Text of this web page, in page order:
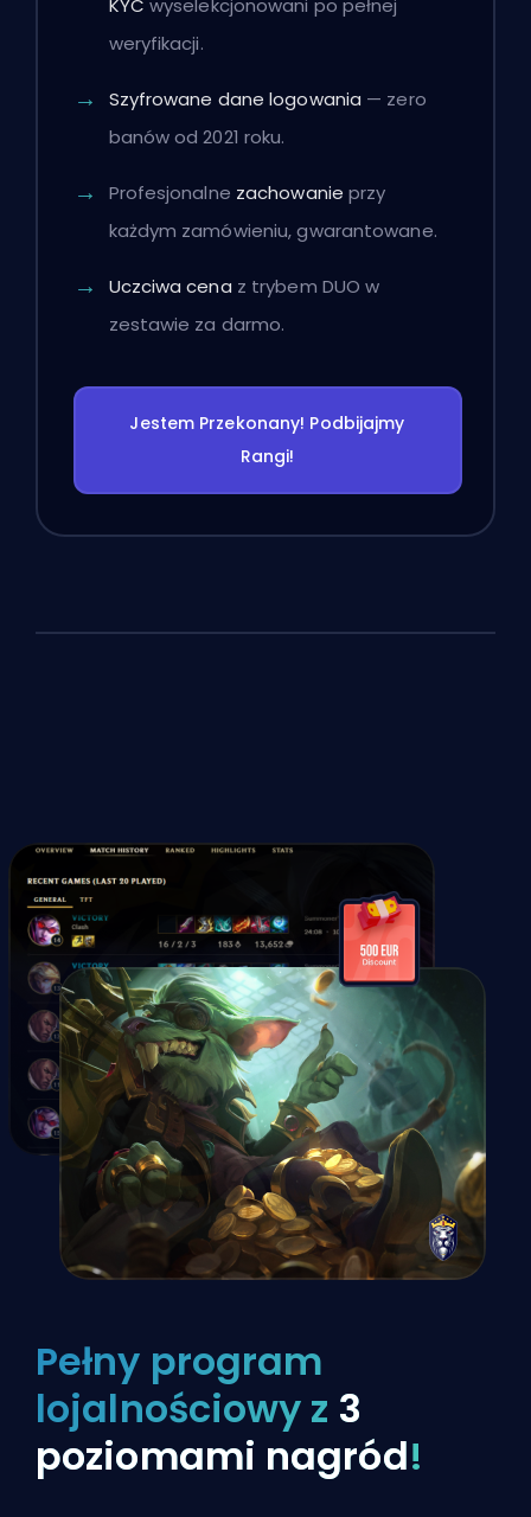
weryfikacji.
Szyfrowane dane logowania — zero
banów od 2021 roku.
Profesjonalne zachowanie przy
każdym zamówieniu, gwarantowane.
Uczciwa cena z trybem DUO w
zestawie za darmo.
Jestem Przekonany! Podbijajmy
Rangi!
Pełny program
lojalnościowy z 3
poziomami nagród!